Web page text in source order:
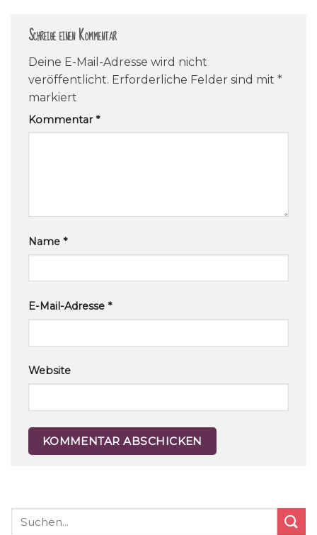
Schreibe einen Kommentar
Deine E-Mail-Adresse wird nicht
veröffentlicht. Erforderliche Felder sind mit *
markiert
Kommentar*
Name *
E-Mail-Adresse *
Website